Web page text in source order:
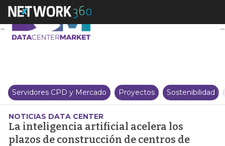
La inteligencia artificial
Servidores CPD y Mercado Proyectos Sostenibilidad
NOTICIAS DATA CENTER
La inteligencia artificial acelera los
plazos de construcción de centros de